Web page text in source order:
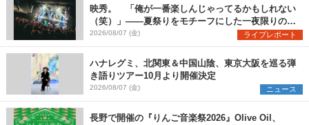
映秀。 「俺が一番楽しんじゃってるかもしれない
（笑）」――夏祭りをモチーフにした一夜限りのス
ペシャルライブ『色祭』レポート
2026/08/07 (金) ライブレポート
ハナレグミ、北関東＆中国山陰、東京大阪を巡る弾
き語りツアー10月より開催決定
2026/08/07 (金) ニュース
長野で開催の『りんご音楽祭2026』Olive Oil、